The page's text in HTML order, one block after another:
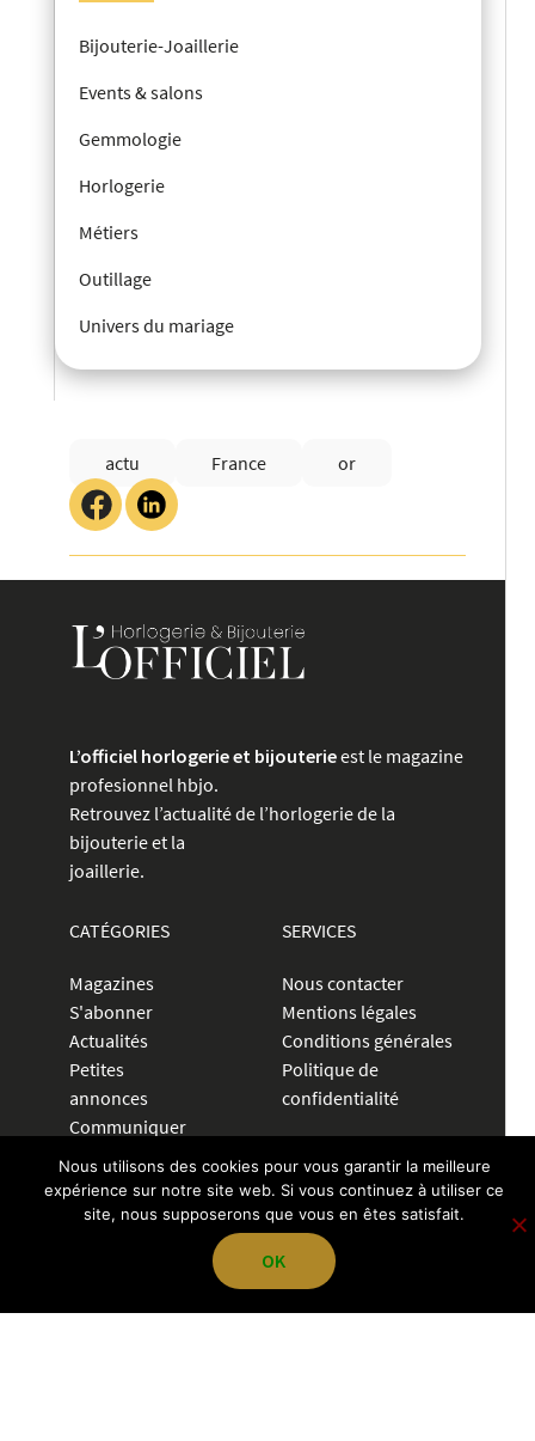
Bijouterie-Joaillerie
Events & salons
Gemmologie
Horlogerie
Métiers
Outillage
Univers du mariage
actu France or
L’officiel horlogerie et bijouterieest le magazine
profesionnel hbjo.
Retrouvez l’actualité de l’horlogerie de la
bijouterie et la
joaillerie.
CATÉGORIES
Magazines
S'abonner
Actualités
Petites
annonces
Communiquer
SERVICES
Nous contacter
Mentions légales
Conditions générales
Politique de
confidentialité
CRÉER UNE ANNONCE
contact@pegazevisions.fr
Nous utilisons des cookies pour vous garantir la meilleure
expérience sur notre site web. Si vous continuez à utiliser ce
site, nous supposerons que vous en êtes satisfait.
OK